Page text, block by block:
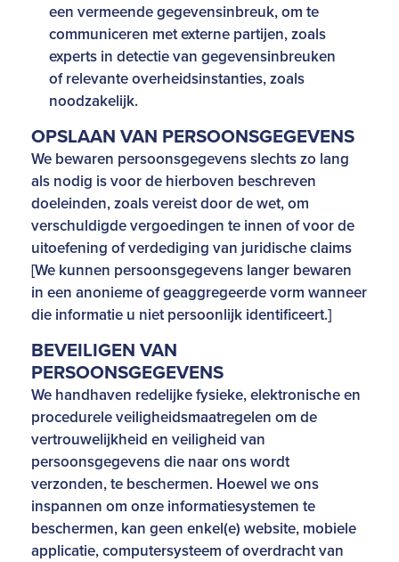
een vermeende gegevensinbreuk, om te
communiceren met externe partijen, zoals
experts in detectie van gegevensinbreuken
of relevante overheidsinstanties, zoals
noodzakelijk.
OPSLAAN VAN PERSOONSGEGEVENS
We bewaren persoonsgegevens slechts zo lang
als nodig is voor de hierboven beschreven
doeleinden, zoals vereist door de wet, om
verschuldigde vergoedingen te innen of voor de
uitoefening of verdediging van juridische claims
[We kunnen persoonsgegevens langer bewaren
in een anonieme of geaggregeerde vorm wanneer
die informatie u niet persoonlijk identificeert.]
BEVEILIGEN VAN
PERSOONSGEGEVENS
We handhaven redelijke fysieke, elektronische en
procedurele veiligheidsmaatregelen om de
vertrouwelijkheid en veiligheid van
persoonsgegevens die naar ons wordt
verzonden, te beschermen. Hoewel we ons
inspannen om onze informatiesystemen te
beschermen, kan geen enkel(e) website, mobiele
applicatie, computersysteem of overdracht van